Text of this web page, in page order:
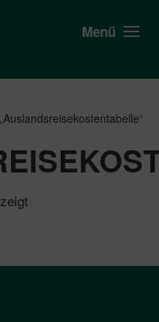
Menü